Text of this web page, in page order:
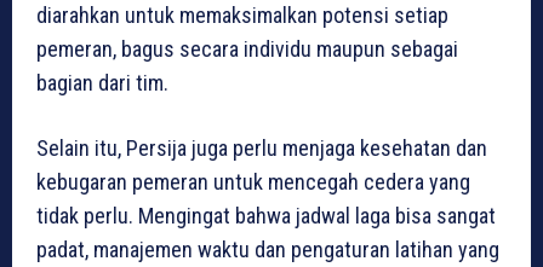
diarahkan untuk memaksimalkan potensi setiap
pemeran, bagus secara individu maupun sebagai
bagian dari tim.
Selain itu, Persija juga perlu menjaga kesehatan dan
kebugaran pemeran untuk mencegah cedera yang
tidak perlu. Mengingat bahwa jadwal laga bisa sangat
padat, manajemen waktu dan pengaturan latihan yang